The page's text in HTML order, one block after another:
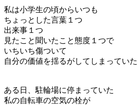
私は小学生の頃からいつも
ちょっとした言葉１つ
出来事１つ
見たこと聞いたこと態度１つで
いちいち傷ついて
自分の価値を揺るがしてしまっていた
ある日、駐輪場に停まっていた
私の自転車の空気の栓が